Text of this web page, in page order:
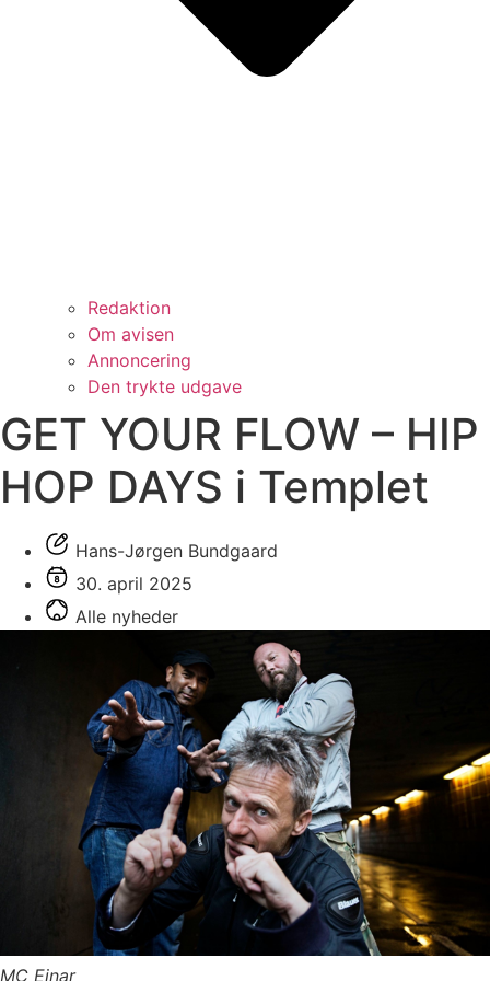
Redaktion
Om avisen
Annoncering
Den trykte udgave
GET YOUR FLOW – HIP
HOP DAYS i Templet
Hans-Jørgen Bundgaard
30. april 2025
Alle nyheder
MC Einar